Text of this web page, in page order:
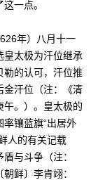
一点。
年）八月十一
皇太极为汗位继承
勒的认可，汗位推
金汗位（注：《清
午。）。皇太极的
镶蓝旗“出居外
人的有关记载
与斗争（注：
鲜〕李肯翊：